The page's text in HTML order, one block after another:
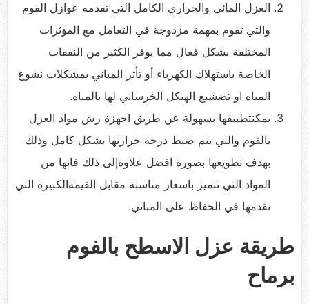
العزل المائي والحراري الكامل التي تقدمه عوازل الفوم
والتي تقوم بمهمة مزدوجة في التعامل مع المؤثرات
المختلفة بشكل فعال مما يوفر الكثير من النفقات
الخاصة باستهلاك الكهرباء أو تأثر المباني بمشكلات نشوع
المياه او تضشبع الهيكل الخرساني لها بالمياه.
يمكنتطبيقها بسهولة عن طريق اجهزة رش مواد العزل
بالفوم والتي يتم ضبط درجة حرارتها بشكل كامل وذلك
بهدف تطويعها بصورة افضل علاوةإلى ذلك فانها من
المواد التي تتميز باسعار مناسبة مقابل القيمةالكبيرة التي
تقدمها في الحفاظ على المباني.
طريقة عزل الاسطح بالفوم
برماح